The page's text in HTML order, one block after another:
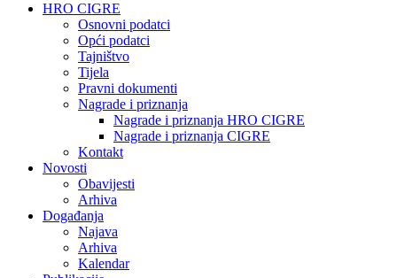
HRO CIGRE
Osnovni podatci​
Opći podatci
Tajništvo
Tijela
Pravni dokumenti
Nagrade i priznanja
Nagrade i priznanja HRO CIGRE
Nagrade i priznanja CIGRE
Kontakt
Novosti
Obavijesti
Arhiva
Događanja
Najava
Arhiva
Kalendar